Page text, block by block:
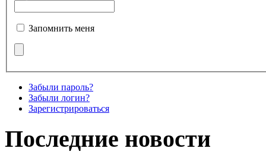
Запомнить меня
Забыли пароль?
Забыли логин?
Зарегистрироваться
Последние новости